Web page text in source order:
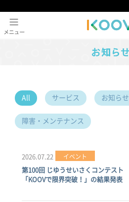
All サービス お知らせ
障害・メンテナンス
2026.07.22 イベント
第100回 じゆうせいさくコンテスト
「KOOVで限界突破！」の結果発表